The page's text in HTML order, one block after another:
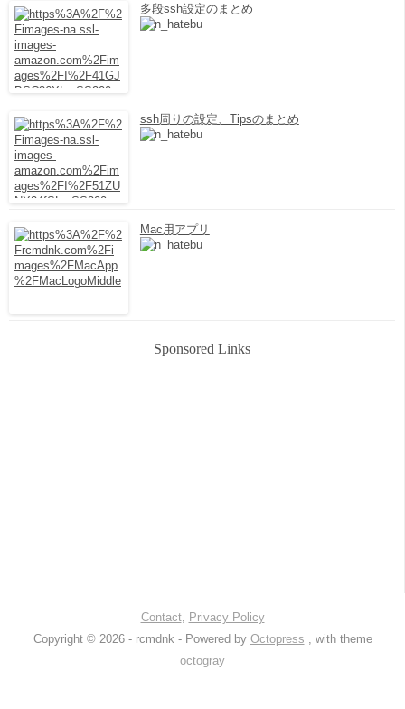
多段ssh設定のまとめ
ssh周りの設定、Tipsのまとめ
Mac用アプリ
Sponsored Links
Contact, Privacy Policy
Copyright © 2026 - rcmdnk - Powered by Octopress
, with theme
octogray